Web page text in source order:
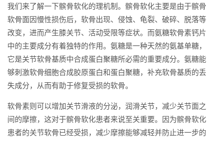
我们来了解一下髌骨软化的理机制。髌骨软化主要是由于髌骨
软骨面因慢性损伤后，软骨出现、侵蚀、龟裂、破碎、脱落等
改变，进而产生膝关节、活动受限等症状。而氨糖软骨素钙片
中的主要成分有着独特的作用。氨糖是一种天然的氨基单糖，
它是关节软骨基质中合成蛋白聚糖所必需的重要成分。氨糖能
够刺激软骨细胞合成胶原蛋白和蛋白聚糖，补充软骨基质的丢
失成分，从而有助于修复受损的软骨。
软骨素则可以增加关节滑液的分泌，润滑关节，减少关节面之
间的摩擦，这对于髌骨软化患者来说至关重要。因为髌骨软化
患者的关节软骨已经受损，减少摩擦能够减轻并防止进一步的